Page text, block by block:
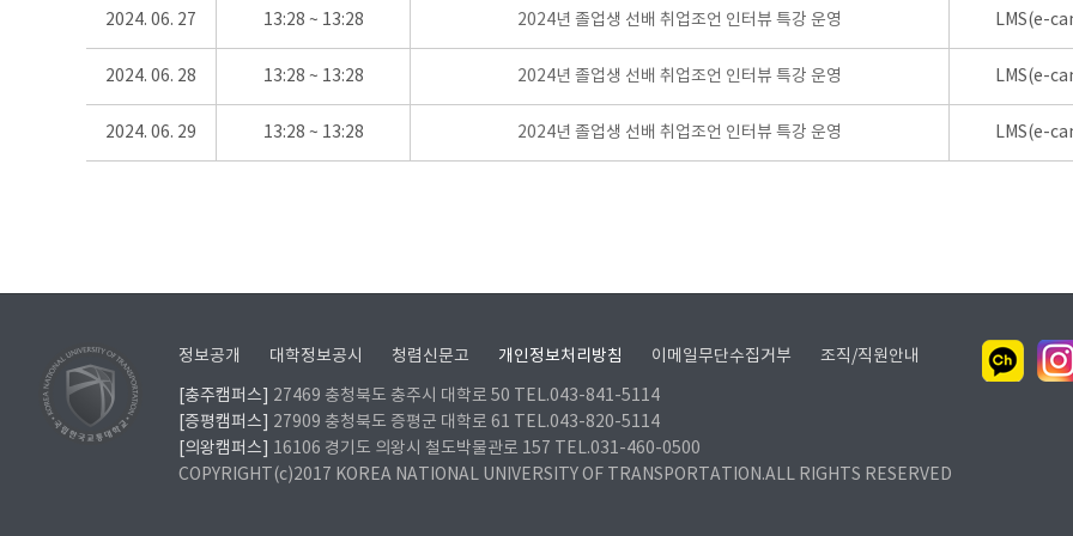
2024. 06. 27 13:28 ~ 13:28 2024년 졸업생 선배 취업조언 인터뷰 특강 운영 LMS(e-
2024. 06. 28 13:28 ~ 13:28 2024년 졸업생 선배 취업조언 인터뷰 특강 운영 LMS(e-
2024. 06. 29 13:28 ~ 13:28 2024년 졸업생 선배 취업조언 인터뷰 특강 운영 LMS(e-
정보공개 대학정보공시 청렴신문고 개인정보처리방침 이메일무단수집거부 조직/직원안내
[충주캠퍼스]
27469 충청북도 충주시 대학로 50 TEL.043-841-5114
[증평캠퍼스]
27909 충청북도 증평군 대학로 61 TEL.043-820-5114
[의왕캠퍼스]
16106 경기도 의왕시 철도박물관로 157 TEL.031-460-0500
COPYRIGHT(c)2017 KOREA NATIONAL UNIVERSITY OF TRANSPORTATION.ALL RIGHTS RESERVED